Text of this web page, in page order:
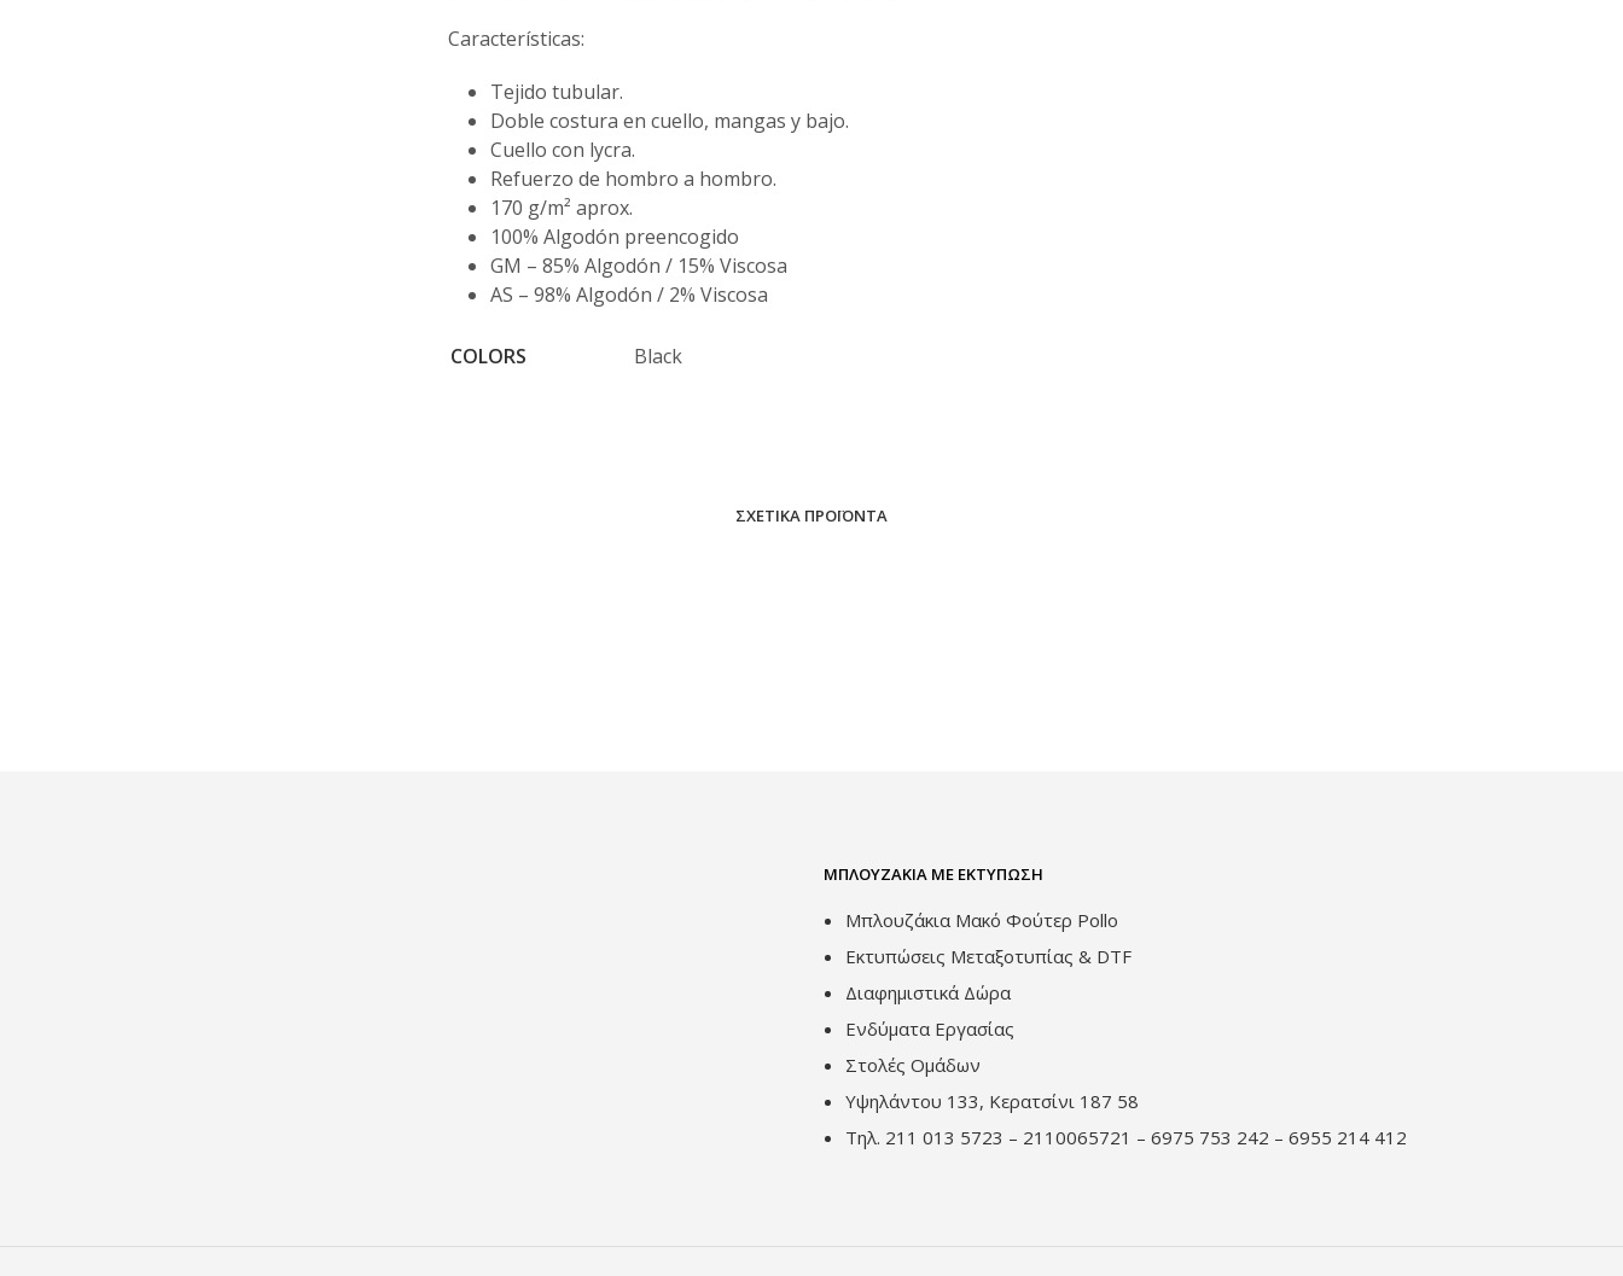
Características:
Tejido tubular.
Doble costura en cuello, mangas y bajo.
Cuello con lycra.
Refuerzo de hombro a hombro.
170 g/m² aprox.
100% Algodón preencogido
GM – 85% Algodón / 15% Viscosa
AS – 98% Algodón / 2% Viscosa
COLORS Black
ΣΧΕΤΙΚΆ ΠΡΟΪΌΝΤΑ
ΜΠΛΟΥΖΆΚΙΑ ΜΕ ΕΚΤΎΠΩΣΗ
Μπλουζάκια Μακό Φούτερ Pollo
Εκτυπώσεις Μεταξοτυπίας & DTF
Διαφημιστικά Δώρα
Ενδύματα Εργασίας
Στολές Ομάδων
Υψηλάντου 133, Κερατσίνι 187 58
Τηλ. 211 013 5723 – 2110065721 – 6975 753 242 – 6955 214 412